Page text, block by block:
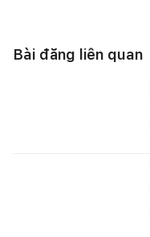
Bài đăng liên quan